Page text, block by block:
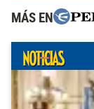
MÁS EN